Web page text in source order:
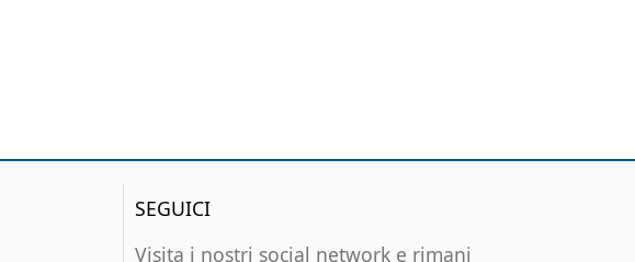
SEGUICI
Visita i nostri social network e rimani